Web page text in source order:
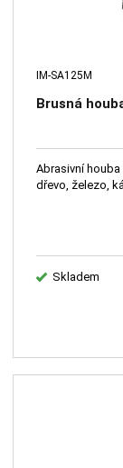
IM-SA125M
Brusná
Abrasivní
dřevo, železo,
Skladem